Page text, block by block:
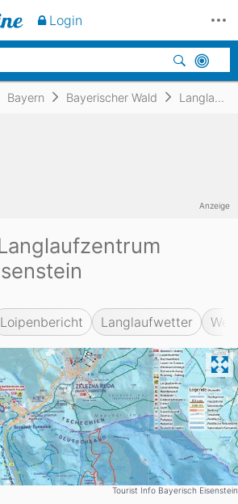
Bayern Bayerischer Wald Langlaufzentrum Bayerisch Eisenstein
Loipenbericht Langlaufwetter
Tourist Info Bayerisch Eisenstein
Anzeige
Login